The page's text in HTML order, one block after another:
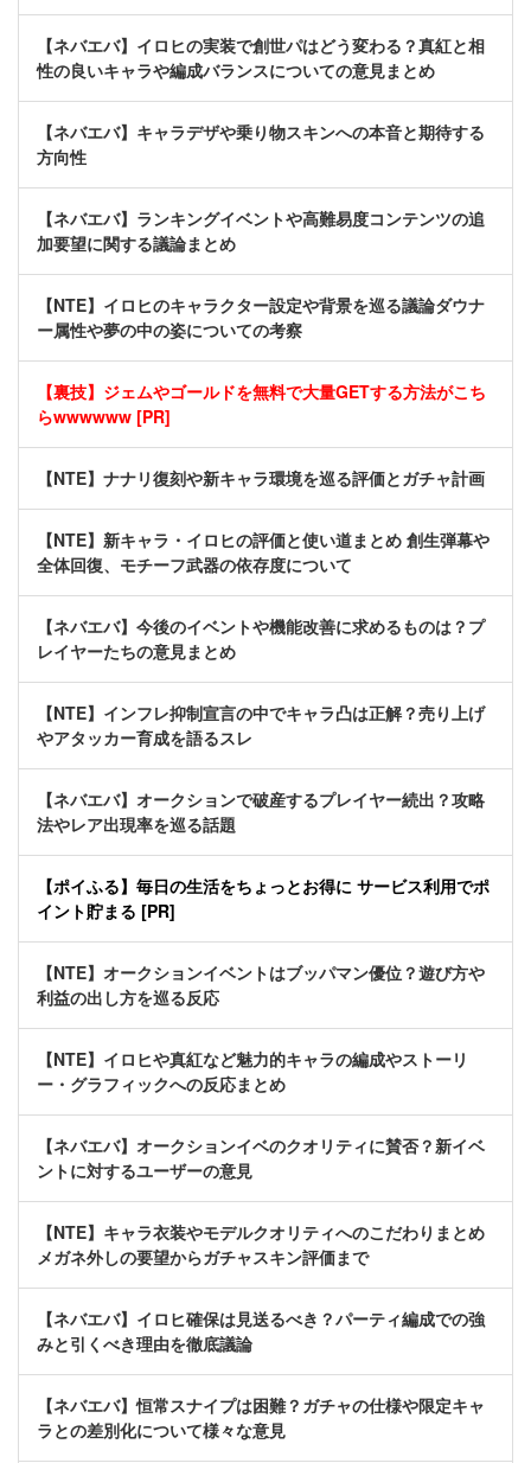
【ネバエバ】イロヒの実装で創世パはどう変わる？真紅と相
性の良いキャラや編成バランスについての意見まとめ
【ネバエバ】キャラデザや乗り物スキンへの本音と期待する
方向性
【ネバエバ】ランキングイベントや高難易度コンテンツの追
加要望に関する議論まとめ
【NTE】イロヒのキャラクター設定や背景を巡る議論ダウナ
ー属性や夢の中の姿についての考察
【裏技】ジェムやゴールドを無料で大量GETする方法がこち
らwwwwww [PR]
【NTE】ナナリ復刻や新キャラ環境を巡る評価とガチャ計画
【NTE】新キャラ・イロヒの評価と使い道まとめ 創生弾幕や
全体回復、モチーフ武器の依存度について
【ネバエバ】今後のイベントや機能改善に求めるものは？プ
レイヤーたちの意見まとめ
【NTE】インフレ抑制宣言の中でキャラ凸は正解？売り上げ
やアタッカー育成を語るスレ
【ネバエバ】オークションで破産するプレイヤー続出？攻略
法やレア出現率を巡る話題
【ポイふる】毎日の生活をちょっとお得に サービス利用でポ
イント貯まる [PR]
【NTE】オークションイベントはブッパマン優位？遊び方や
利益の出し方を巡る反応
【NTE】イロヒや真紅など魅力的キャラの編成やストーリ
ー・グラフィックへの反応まとめ
【ネバエバ】オークションイベのクオリティに賛否？新イベ
ントに対するユーザーの意見
【NTE】キャラ衣装やモデルクオリティへのこだわりまとめ
メガネ外しの要望からガチャスキン評価まで
【ネバエバ】イロヒ確保は見送るべき？パーティ編成での強
みと引くべき理由を徹底議論
【ネバエバ】恒常スナイプは困難？ガチャの仕様や限定キャ
ラとの差別化について様々な意見